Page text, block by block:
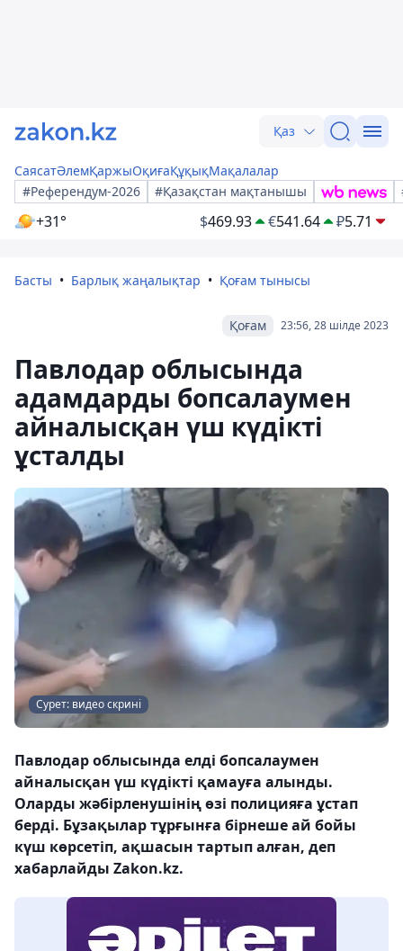
Қаз
СаясатӘлемҚаржыОқиғаҚұқықМақалалар
#Референдум-2026
#Қазақстан мақтанышы
+31° $469.93 €541.64 ₽5.71
Басты Барлық жаңалықтар Қоғам тынысы
23:56, 28 шілде 2023
Қоғам
Павлодар облысында
адамдарды бопсалаумен
айналысқан үш күдікті
ұсталды
Сурет: видео скрині
Павлодар облысында елді бопсалаумен
айналысқан үш күдікті қамауға алынды.
Оларды жәбірленушінің өзі полицияға ұстап
берді. Бұзақылар тұрғынға бірнеше ай бойы
күш көрсетіп, ақшасын тартып алған, деп
хабарлайды Zakon.kz.